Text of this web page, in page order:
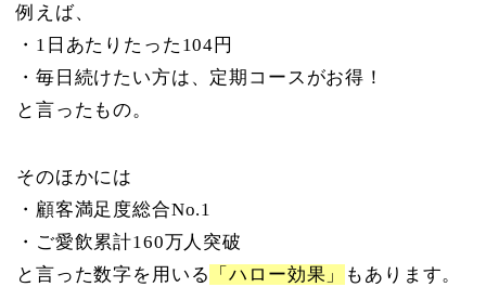
例えば、
・1日あたりたった104円
・毎日続けたい方は、定期コースがお得！
と言ったもの。
そのほかには
・顧客満足度総合No.1
・ご愛飲累計160万人突破
と言った数字を用いる
「ハロー効果」 もあります。